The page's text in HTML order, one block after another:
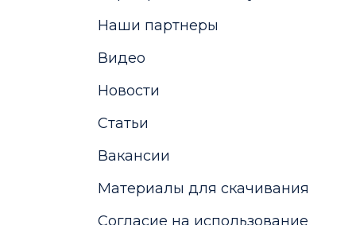
Наши партнеры
Видео
Новости
Статьи
Вакансии
Материалы для скачивания
Cогласие на использование